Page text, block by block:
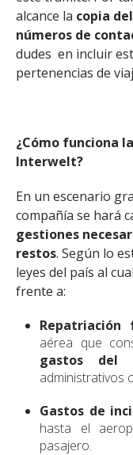
alcance la copia del
números de
dudes en incluir
pertenencias de
¿Cómo funciona
Interwelt?
En un escenario
compañía se hará
gestiones
restos. Según lo
leyes del país al
frente a:
Repatriación
aérea que
gastos del
administrativos
Gastos de
hasta el
pasajero.